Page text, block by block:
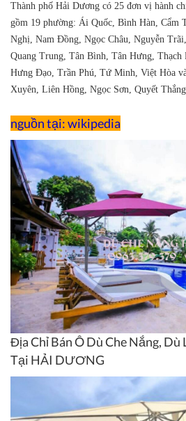
Thành phố Hải Dương có 25 đơn vị hành
gồm 19 phường: Ái Quốc, Bình Hàn, Cẩm
Nghị, Nam Đồng, Ngọc Châu, Nguyễn
Quang Trung, Tân Bình, Tân Hưng,
Hưng Đạo, Trần Phú, Tứ Minh, Việt Hòa
Xuyên, Liên Hồng, Ngọc Sơn, Quyết
nguồn tại: wikipedia
Địa Chỉ Bán Ô Dù Che Nắng, Dù
Tại HẢI DƯƠNG